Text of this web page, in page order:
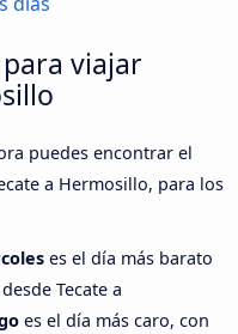
viajar
puedes encontrar el
a Hermosillo, para los
es el día más barato
Tecate a
es el día más caro, con